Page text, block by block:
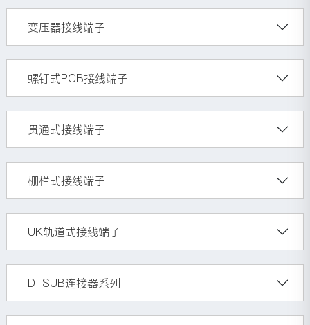
变压器接线端子
螺钉式PCB接线端子
贯通式接线端子
栅栏式接线端子
UK轨道式接线端子
D-SUB连接器系列